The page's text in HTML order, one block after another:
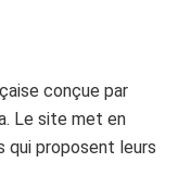
conçue par
Le site met en
qui proposent leurs